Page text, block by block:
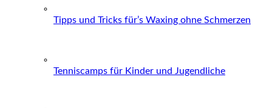
Tipps und Tricks für’s Waxing ohne Schmerzen
Tenniscamps für Kinder und Jugendliche